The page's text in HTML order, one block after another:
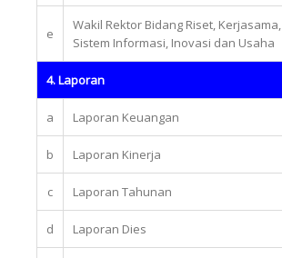
e
Wakil Rektor Bidang Riset, Kerjasama,
Sistem Informasi, Inovasi dan Usaha
4. Laporan
a Laporan Keuangan
b Laporan Kinerja
c Laporan Tahunan
d Laporan Dies